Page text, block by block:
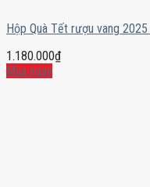
Hộp Quà Tết rượu vang 2025
1.180.000₫
Mua ngay